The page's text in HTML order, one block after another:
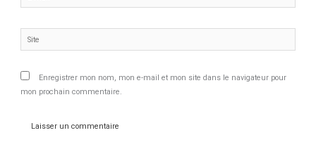
mail*
Enregistrer mon nom, mon e-mail et mon site dans le navigateur pour
mon prochain commentaire.